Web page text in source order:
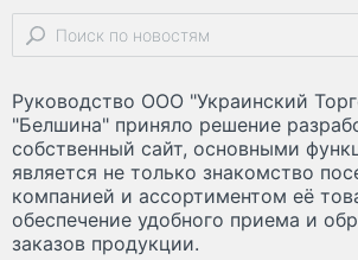
Руководство ООО "Украинский
"Белшина" приняло решение
собственный сайт, основными
является не только знакомство
компанией и ассортиментом её
обеспечение удобного приема и
заказов продукции.